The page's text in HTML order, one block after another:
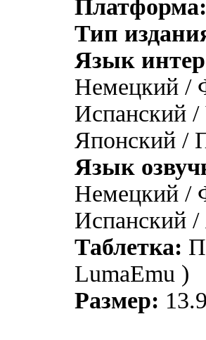
Платформа:
Тип
Язык
Немецкий /
Испанский
Японский /
Язык
Немецкий /
Испанский
Таблетка:
LumaEmu )
Размер: